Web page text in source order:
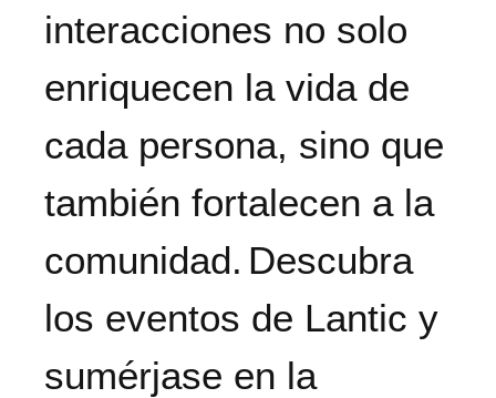
interacciones no solo
enriquecen la vida de
cada persona, sino que
también fortalecen a la
comunidad. Descubra
los eventos de Lantic y
sumérjase en la